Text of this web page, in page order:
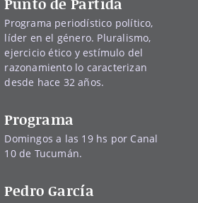
Programa periodístico político,
líder en el género. Pluralismo,
ejercicio ético y estímulo del
razonamiento lo caracterizan
desde hace 32 años.
Programa
Domingos a las 19 hs por Canal
10 de Tucumán.
Pedro García